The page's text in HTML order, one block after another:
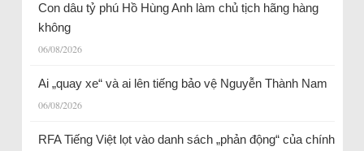
Con dâu tỷ phú Hồ Hùng Anh làm chủ tịch hãng hàng
không
06/08/2026
Ai „quay xe“ và ai lên tiếng bảo vệ Nguyễn Thành Nam
06/08/2026
RFA Tiếng Việt lọt vào danh sách „phản động“ của chính